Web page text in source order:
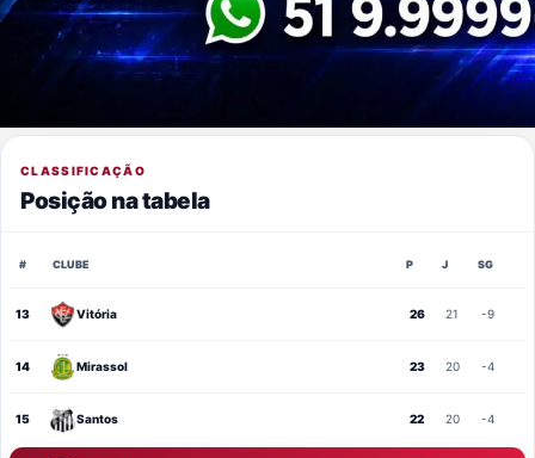
CLASSIFICAÇÃO
Posição na tabela
# CLUBE P J SG
13 Vitória 26 21 -9
14 Mirassol 23 20 -4
15 Santos 22 20 -4